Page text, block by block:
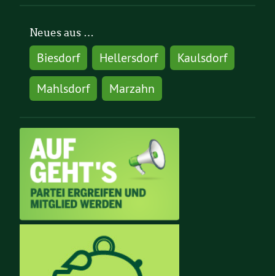
Neues aus …
Biesdorf Hellersdorf
Kaulsdorf
Mahlsdorf
Marzahn